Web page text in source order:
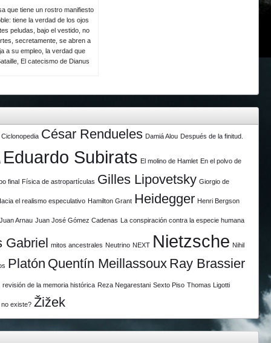
que tiene un rostro manifiesto
tiene la verdad de los ojos
peludas, bajo el vestido, no
secretamente, se abren a
a su empleo, la verdad que
El catecismo de Dianus
Ciclonopedia César Rendueles Damiá Alou Después de la finitud.
Eduardo Subirats El molino de Hamlet En el polvo de
final Física de astropartículas Gilles Lipovetsky Giorgio de
el realismo especulativo Hamilton Grant Heidegger Henri Bergson
Juan Arnau Juan José Gómez Cadenas La conspiración contra la especie humana
Gabriel mitos ancestrales Neutrino NEXT Nietzsche Nihil
Platón Quentín Meillassoux Ray Brassier
revisión de la memoria histórica Reza Negarestani Sexto Piso Thomas Ligotti
existe? Žižek